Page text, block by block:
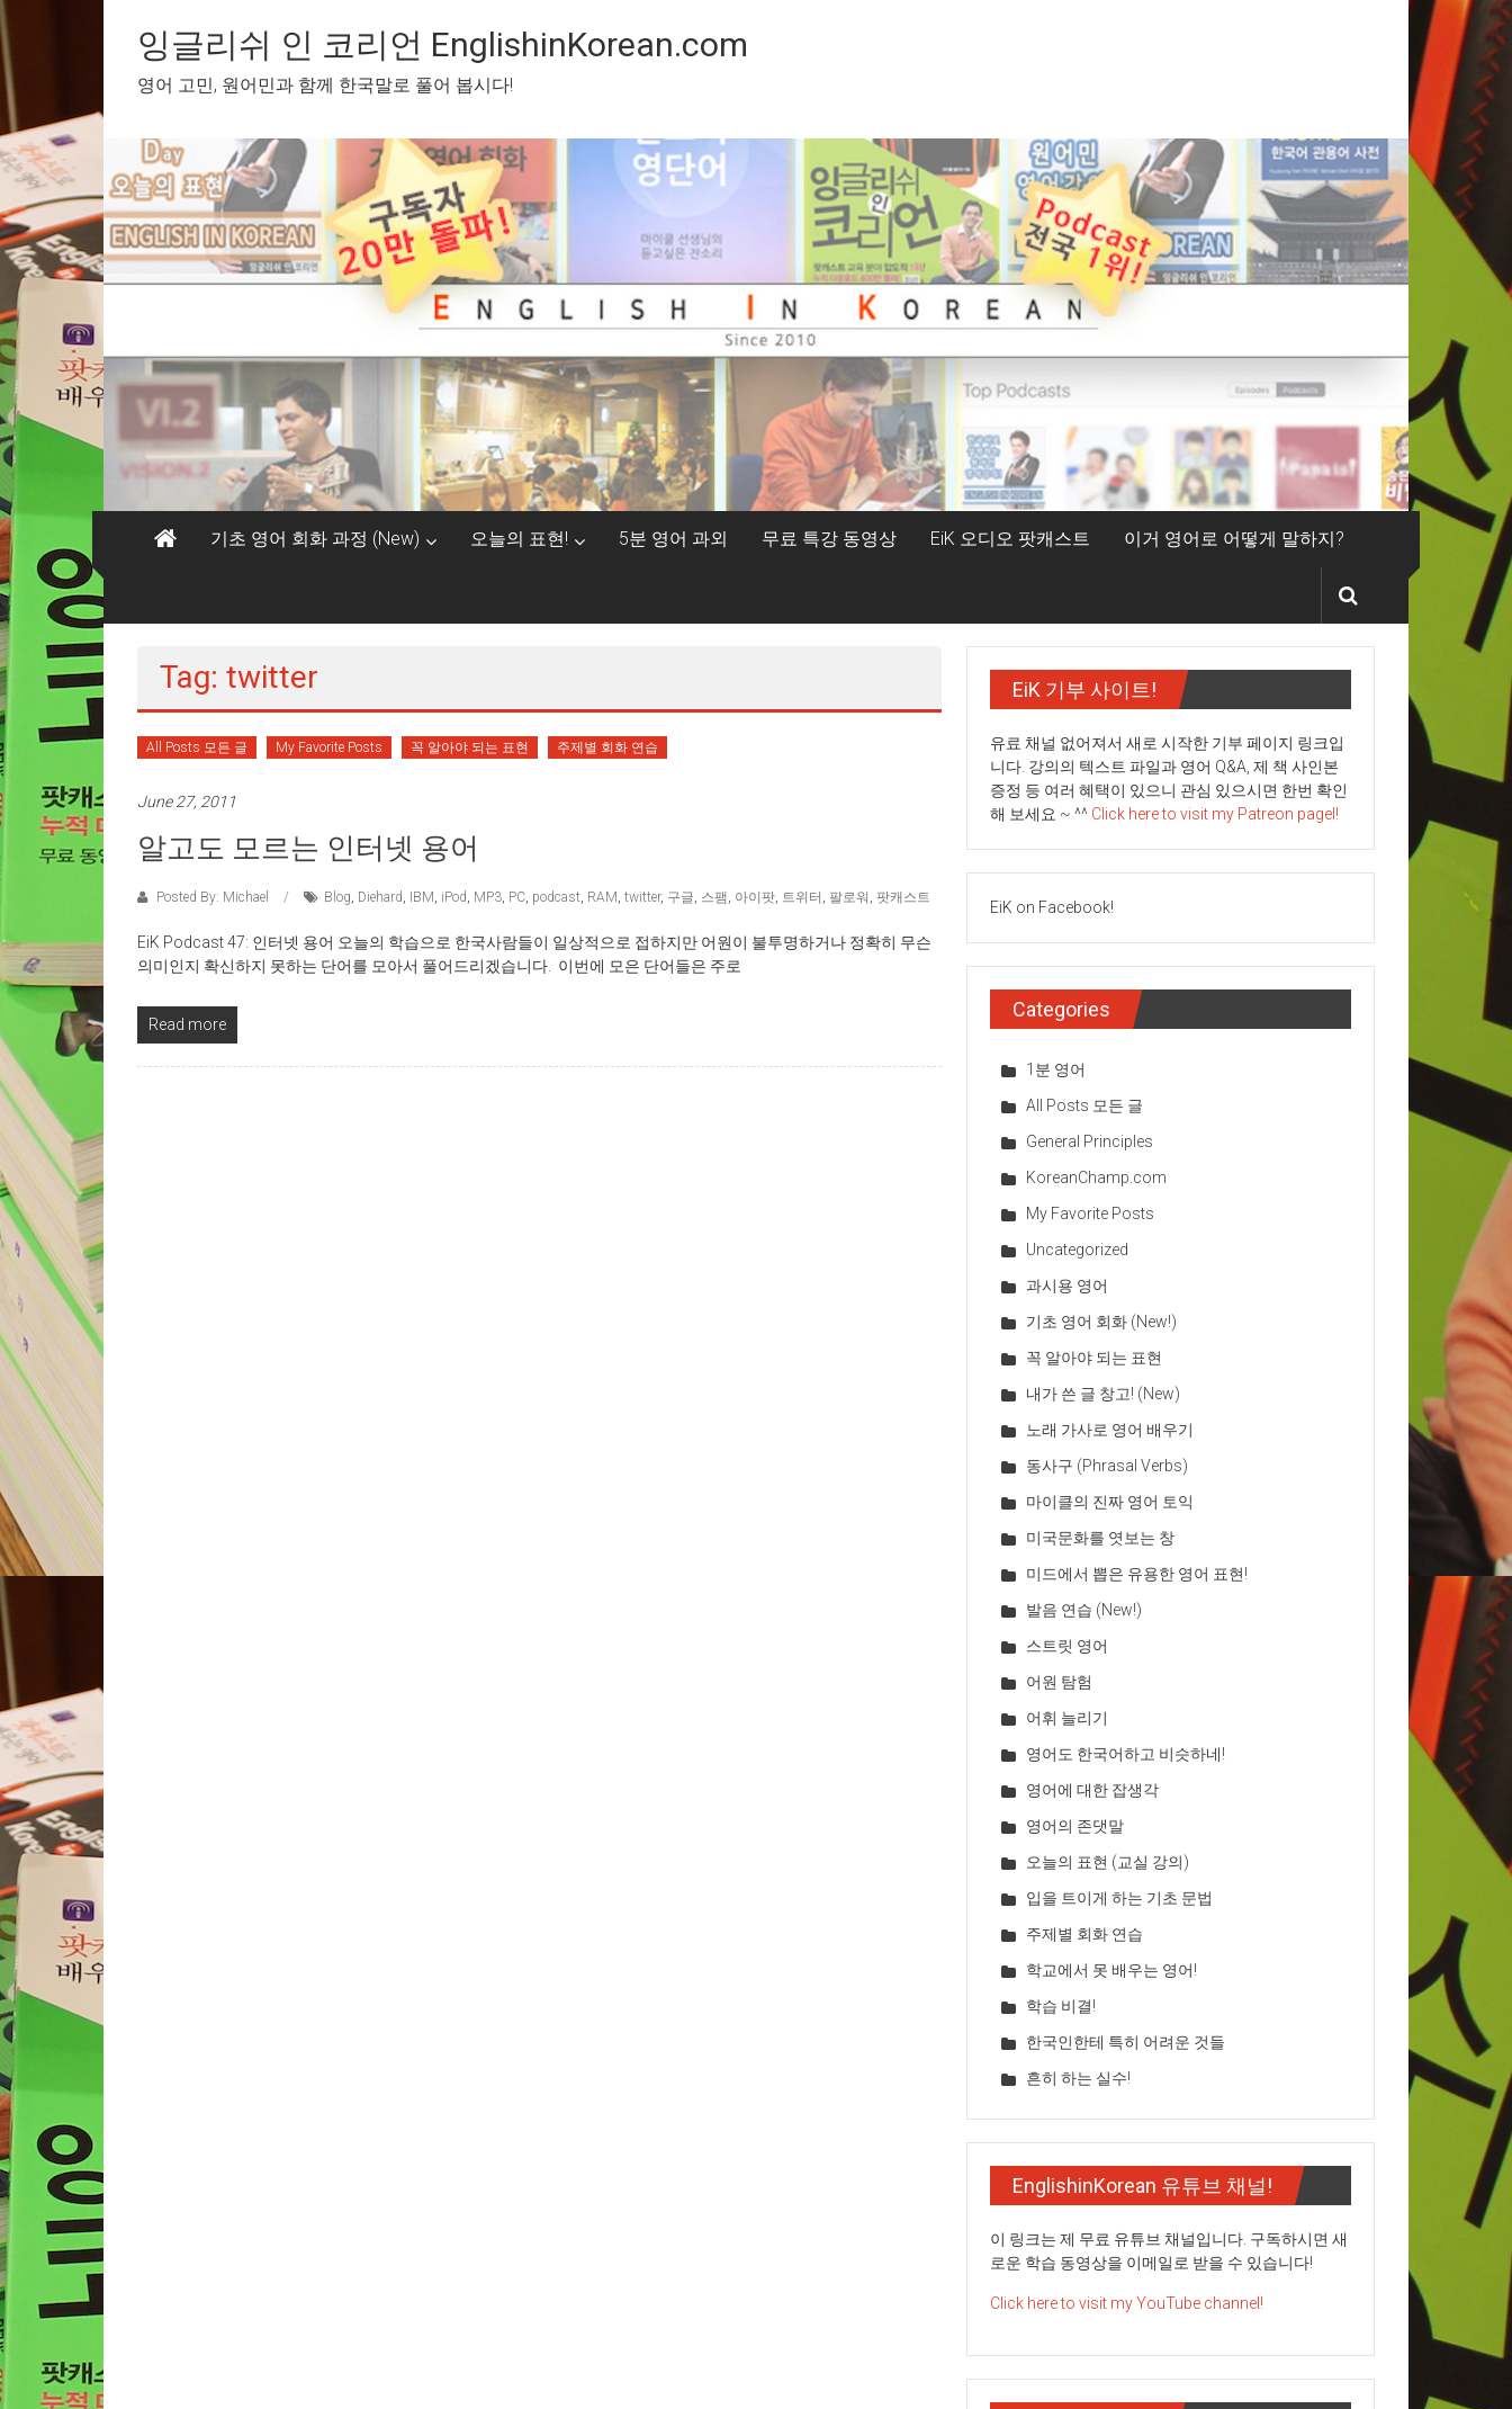
content잉글리쉬 인 코리언 EnglishinKorean.com
영어 고민, 원어민과 함께 한국말로 풀어 봅시다!
기초 영어 회화 과정 (New) 오늘의 표현! 5분 영어 과외 무료 특강 동영상 EiK 오디오 팟캐스트 이거 영어로 어떻게 말하지?
Tag: twitter
All Posts 모든 글 My Favorite Posts 꼭 알아야 되는 표현 주제별 회화 연습
June 27, 2011
알고도 모르는 인터넷 용어
Posted By: Michael Blog, Diehard, IBM, iPod, MP3, PC, podcast, RAM, twitter, 구글, 스팸 , 아이팟, 트위터 , 팔로워 , 팟캐스트
EiK Podcast 47: 인터넷 용어 오늘의 학습으로 한국사람들이 일상적으로 접하지만 어원이 불투명하거나 정확히 무슨
의미인지 확신하지 못하는 단어를 모아서 풀어드리겠습니다. 이번에 모은 단어들은 주로
Read more
EiK 기부 사이트!
유료 채널 없어져서 새로 시작한 기부 페이지 링크입
니다. 강의의 텍스트 파일과 영어 Q&A, 제 책 사인본
증정 등 여러 혜택이 있으니 관심 있으시면 한번 확인
해 보세요 ~ ^^ Click here to visit my Patreon pagel!
EiK on Facebook!
Categories
1분 영어
All Posts 모든 글
General Principles
KoreanChamp.com
My Favorite Posts
Uncategorized
과시용 영어
기초 영어 회화 (New!)
꼭 알아야 되는 표현
내가 쓴 글 창고! (New)
노래 가사로 영어 배우기
동사구 (Phrasal Verbs)
마이클의 진짜 영어 토익
미국문화를 엿보는 창
미드에서 뽑은 유용한 영어 표현!
발음 연습 (New!)
스트릿 영어
어원 탐험
어휘 늘리기
영어도 한국어하고 비슷하네!
영어에 대한 잡생각
영어의 존댓말
오늘의 표현 (교실 강의)
입을 트이게 하는 기초 문법
주제별 회화 연습
학교에서 못 배우는 영어!
학습 비결!
한국인한테 특히 어려운 것들
흔히 하는 실수!
EnglishinKorean 유튜브 채널!
이 링크는 제 무료 유튜브 채널입니다. 구독하시면 새
로운 학습 동영상을 이메일로 받을 수 있습니다!
Click here to visit my YouTube channel!